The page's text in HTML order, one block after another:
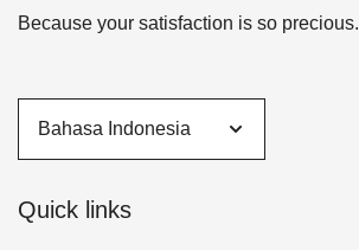
Because your satisfaction is so precious.
Quick links